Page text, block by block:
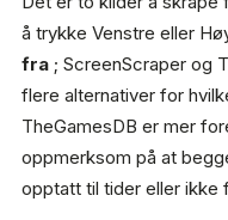
å trykke Venstre eller
fra ; ScreenScraper og
flere alternativer for
TheGamesDB er mer
oppmerksom på at
opptatt til tider eller ikke